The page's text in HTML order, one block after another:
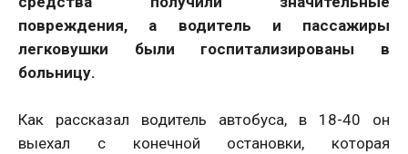
повреждения, а водитель и пассажиры
легковушки были госпитализированы в
больницу.
Как рассказал водитель автобуса, в 18-40 он
выехал с конечной остановки, которая